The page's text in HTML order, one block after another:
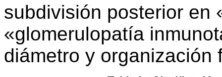
subdivisión posterior en
«glomerulopatía
diámetro y organización